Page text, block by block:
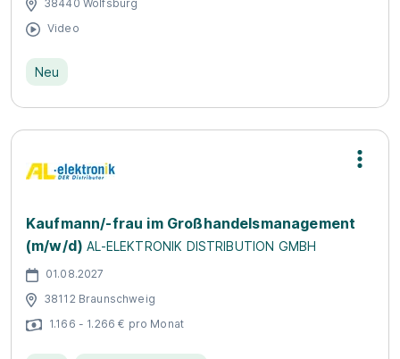
38440 Wolfsburg
Video
Neu
Kaufmann/-frau im Großhandelsmanagement
(m/w/d) AL-ELEKTRONIK DISTRIBUTION GMBH
01.08.2027
38112 Braunschweig
1.166 - 1.266 € pro Monat